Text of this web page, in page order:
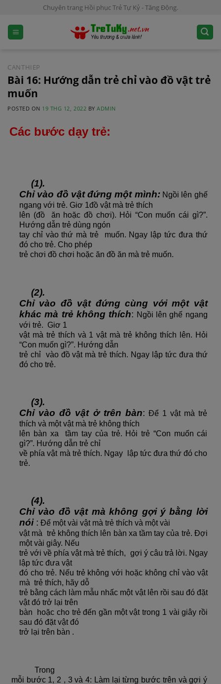
Chuyên trang Hồi phục Trẻ Tự Kỷ - Tăng Động.
CANTHIEP
Bài 16: Hướng dẫn trẻ chỉ vào đồ vật trẻ
muốn
POSTED ON 19 THG 12, 2022 BYADMIN
Các bước dạy trẻ:
(1).
Chỉ vào đồ vật đứng một mình: Ngồi lên ghế
ngang với trẻ. Giơ 1đồ vật mà trẻ thích
lên (đồ ăn hoặc đồ chơi). Hỏi “Con muốn cái gì?”.
Hướng dẫn trẻ dùng ngón
tay chỉ vào thứ mà trẻ muốn. Ngay lập tức đưa thứ
đó cho trẻ. Cho phép
trẻ chơi đồ chơi hoặc ăn đồ ăn mà trẻ muốn.
(2).
Chỉ vào đồ vật đứng cùng với một vật
khác mà trẻ không thích: Ngồi lên ghế ngang
với trẻ. Giơ 1
vật mà trẻ thích và 1 vật mà trẻ không thích lên. Hỏi
“Con muốn gì?”. Hướng dẫn
trẻ chỉ vào đồ vật mà trẻ thích. Ngay lập tức đưa thứ
đó cho trẻ.
(3).
Chỉ vào đồ vật ở trên bàn: Để 1 vật mà trẻ
thích và một vật mà trẻ không thích
lên bàn xa tầm tay của trẻ. Hỏi trẻ “Con muốn cái
gì?”. Hướng dẫn trẻ chỉ
về phía vật mà trẻ thích. Ngay lập tức đưa thứ đó cho
trẻ.
(4).
Chỉ vào đồ vật mà không gợi ý bằng lời
nói : Để một vài vật mà trẻ thích và một vài
vật mà trẻ không thích lên bàn xa tầm tay của trẻ. Đợi
một vài giây. Nếu
trẻ với về phía vật mà trẻ thích, gợi ý câu trả lời. Ngay
lập tức đưa vật
đó cho trẻ. Nếu trẻ không với hoặc không chỉ vào vật
mà trẻ thích, hãy dỗ
trẻ bằng cách làm mẫu nhấc một vật lên rồi sau đó đặt
vật đó trở lại trên
bàn hoặc cho trẻ đến gần một vật trong 1 vài giây rồi
sau đó đặt vật đó
trở lại trên bàn .
Trong
mỗi bước 1, 2 , 3 và 4: Làm lại từng bước trên và gợi ý